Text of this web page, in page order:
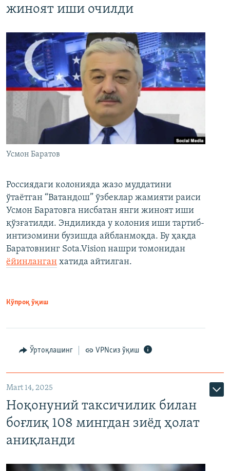
жиноят иши очилди
Усмон Баратов
Россиядаги колонияда жазо муддатини
ўтаётган “Ватандош” ўзбеклар жамияти раиси
Усмон Баратовга нисбатан янги жиноят иши
қўзғатилди. Эндиликда у колония иши тартиб-
интизомини бузишда айбланмоқда. Бу ҳақда
Баратовнинг Sota.Vision нашри томонидан
ёйинланган хатида айтилган.
Кўпроқ ўқиш
Ўртоқлашинг VPNсиз ўқиш
Mart 14, 2025
Ноқонуний таксичилик билан
боғлиқ 108 мингдан зиёд ҳолат
аниқланди